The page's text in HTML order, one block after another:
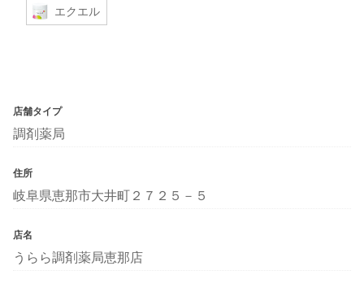
エクエル
店舗タイプ
調剤薬局
住所
岐阜県恵那市大井町２７２５－５
店名
うらら調剤薬局恵那店